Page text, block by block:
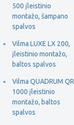
500 įleistinio
montažo, šampano
spalvos
Vilma LUXE LX 200,
įleistinio montažo,
baltos spalvos
Vilma QUADRUM QR
1000 įleistinio
montažo, baltos
spalvos